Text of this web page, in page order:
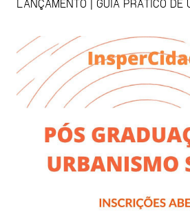
LANÇAMENTO | GUIA PRÁTICO DE